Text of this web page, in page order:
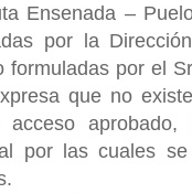
Ensenada –
por la
por el
que no
aprobado,
por las cuales